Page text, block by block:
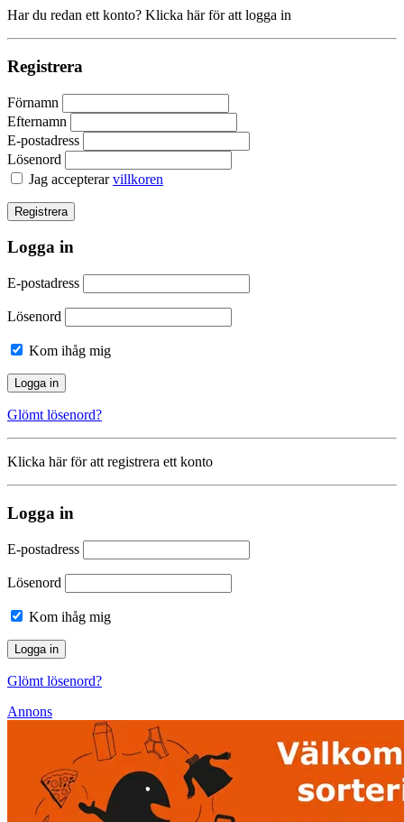
Har du redan ett konto? Klicka här för att logga in
Registrera
Förnamn
Efternamn
E-postadress
Lösenord
Jag accepterarvillkoren
Logga in
E-postadress
Lösenord
Kom ihåg mig
Glömt lösenord?
Klicka här för att registrera ett konto
Logga in
E-postadress
Lösenord
Kom ihåg mig
Glömt lösenord?
Annons